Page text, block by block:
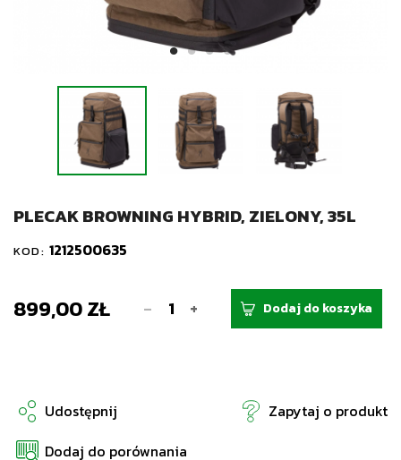
PLECAK BROWNING HYBRID, ZIELONY, 35L
KOD: 1212500635
899,00 ZŁ - + Dodaj do koszyka
Udostępnij
Zapytaj o produkt
Dodaj do porównania